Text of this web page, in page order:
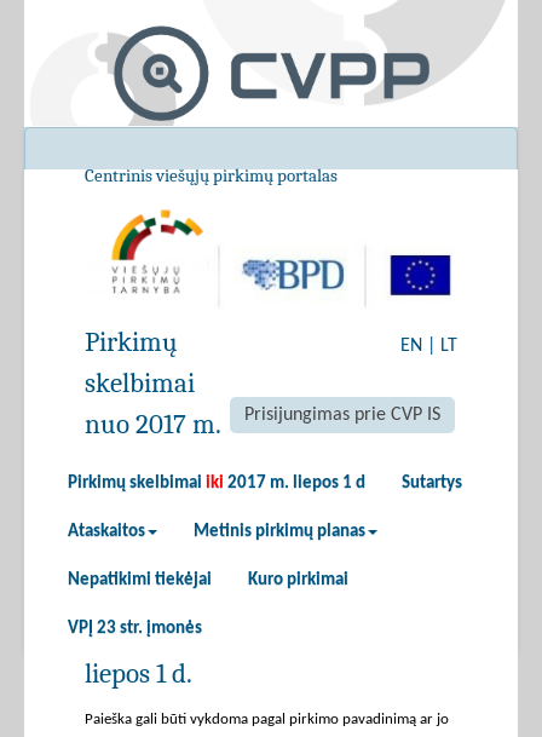
Centrinis viešųjų pirkimų portalas
EN LT
Prisijungimas prie CVP IS
Pirkimų skelbimai iki 2017 m. liepos 1 d Sutartys
Ataskaitos Metinis pirkimų planas
Nepatikimi tiekėjai Kuro pirkimai
VPĮ 23 str. įmonės
Pirkimų
skelbimai
nuo 2017 m.
liepos 1 d.
Paieška gali būti vykdoma pagal pirkimo pavadinimą ar jo